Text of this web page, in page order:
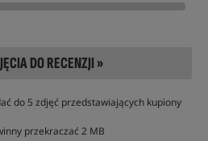
DO RECENZJI »
do 5 zdjęć przedstawiających kupiony
przekraczać 2 MB